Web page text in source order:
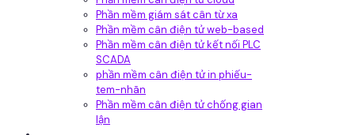
Phần mềm giám sát cân từ xa
Phần mềm cân điện tử web-based
Phần mềm cân điện tử kết nối PLC
SCADA
phần mềm cân điện tử in phiếu-
tem-nhãn
Phần mềm cân điện tử chống gian
lận